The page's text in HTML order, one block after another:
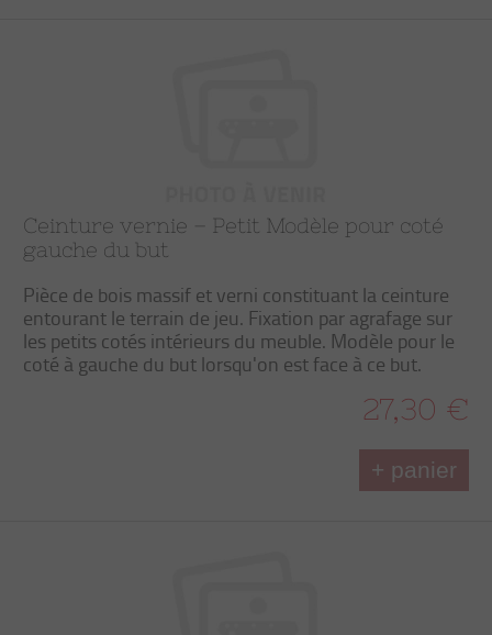
Ceinture vernie – Petit Modèle pour coté
gauche du but
Pièce de bois massif et verni constituant la ceinture
entourant le terrain de jeu. Fixation par agrafage sur
les petits cotés intérieurs du meuble. Modèle pour le
coté à gauche du but lorsqu'on est face à ce but.
27,30 €
+ panier